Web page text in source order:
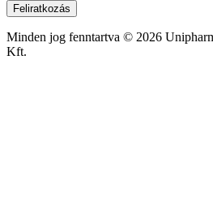
Feliratkozás
Minden jog fenntartva © 2026
Kft.